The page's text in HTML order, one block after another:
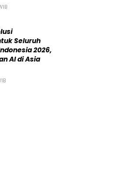
Seluruh
2026,
AI di Asia